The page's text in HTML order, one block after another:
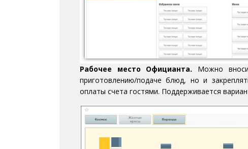
Рабочее место Официанта. Можно
приготовлению/подаче блюд, но и
оплаты счета гостями. Поддерживается